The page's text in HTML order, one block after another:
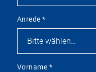
Anrede*
Vorname *